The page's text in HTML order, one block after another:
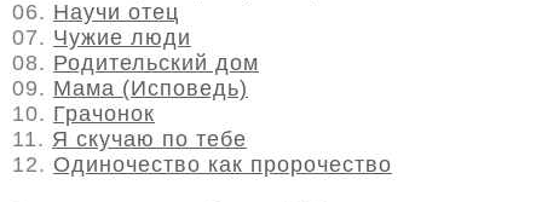
06. Научи отец
07. Чужие люди
08. Родительский дом
09. Мама (Исповедь)
10. Грачонок
11. Я скучаю по тебе
12. Одиночество как пророчество